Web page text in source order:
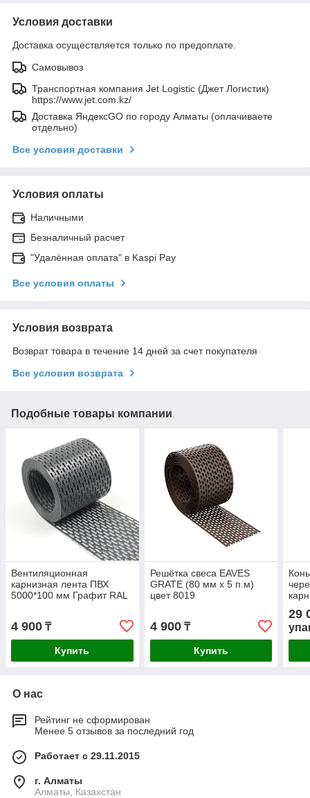
Условия доставки
Доставка осуществляется только по предоплате.
Самовывоз
Транспортная компания Jet Logistic (Джет Логистик)
https://www.jet.com.kz/
Доставка ЯндексGO по городу Алматы (оплачиваете
отдельно)
Все условия доставки
Условия оплаты
Наличными
Безналичный расчет
"Удалённая оплата" в Kaspi Pay
Все условия оплаты
Условия возврата
Возврат товара в течение 14 дней за счет покупателя
Все условия возврата
Подобные товары компании
Вентиляционная
карнизная лента ПВХ
5000*100 мм Графит RAL
4 900 ₸
Купить
Решётка свеса EAVES
GRATE (80 мм х 5 п.м)
цвет 8019
4 900₸
Купить
29
О нас
Рейтинг не сформирован
Менее 5 отзывов за последний год
Работает с 29.11.2015
г. Алматы
Алматы, Казахстан